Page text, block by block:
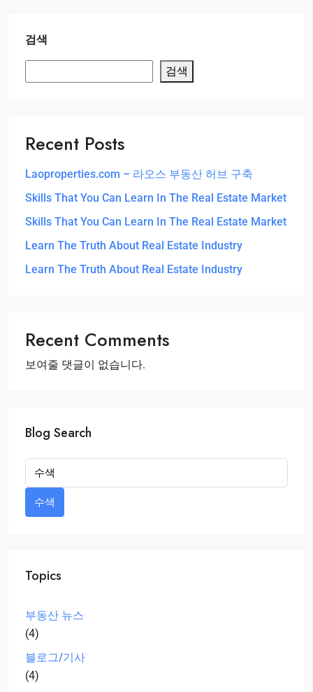
검색
검색
Recent Posts
Laoproperties.com – 라오스 부동산 허브 구축
Skills That You Can Learn In The Real Estate Market
Skills That You Can Learn In The Real Estate Market
Learn The Truth About Real Estate Industry
Learn The Truth About Real Estate Industry
Recent Comments
보여줄 댓글이 없습니다.
Blog Search
수색
Topics
부동산 뉴스
(4)
블로그/기사
(4)